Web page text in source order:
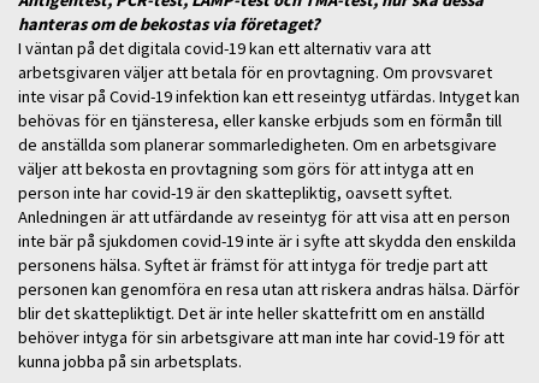
hanteras om de bekostas via företaget?
I väntan på det digitala covid-19 kan ett alternativ vara att
arbetsgivaren väljer att betala för en provtagning. Om provsvaret
inte visar på Covid-19 infektion kan ett reseintyg utfärdas. Intyget kan
behövas för en tjänsteresa, eller kanske erbjuds som en förmån till
de anställda som planerar sommarledigheten. Om en arbetsgivare
väljer att bekosta en provtagning som görs för att intyga att en
person inte har covid-19 är den skattepliktig, oavsett syftet.
Anledningen är att utfärdande av reseintyg för att visa att en person
inte bär på sjukdomen covid-19 inte är i syfte att skydda den enskilda
personens hälsa. Syftet är främst för att intyga för tredje part att
personen kan genomföra en resa utan att riskera andras hälsa. Därför
blir det skattepliktigt. Det är inte heller skattefritt om en anställd
behöver intyga för sin arbetsgivare att man inte har covid-19 för att
kunna jobba på sin arbetsplats.